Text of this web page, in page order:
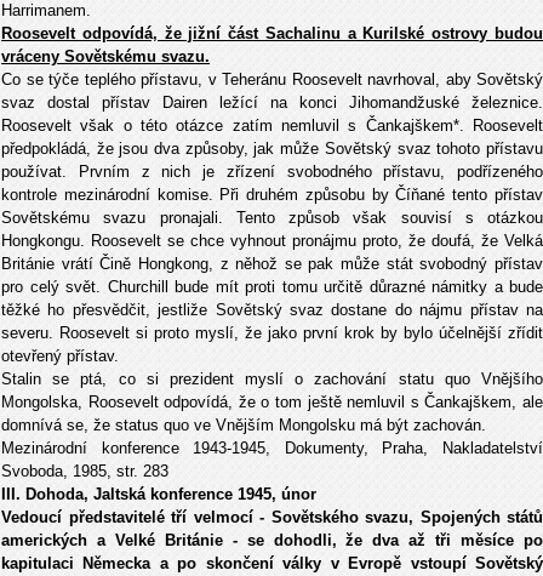
Harrimanem.
Roosevelt odpovídá, že jižní část Sachalinu a Kurilské ostrovy budou
vráceny Sovětskému svazu.
Co se týče teplého přístavu, v Teheránu Roosevelt navrhoval, aby Sovětský
svaz dostal přístav Dairen ležící na konci Jihomandžuské železnice.
Roosevelt však o této otázce zatím nemluvil s Čankajškem*. Roosevelt
předpokládá, že jsou dva způsoby, jak může Sovětský svaz tohoto přístavu
používat. Prvním z nich je zřízení svobodného přístavu, podřízeného
kontrole mezinárodní komise. Při druhém způsobu by Číňané tento přístav
Sovětskému svazu pronajali. Tento způsob však souvisí s otázkou
Hongkongu. Roosevelt se chce vyhnout pronájmu proto, že doufá, že Velká
Británie vrátí Čině Hongkong, z něhož se pak může stát svobodný přístav
pro celý svět. Churchill bude mít proti tomu určitě důrazné námitky a bude
těžké ho přesvědčit, jestliže Sovětský svaz dostane do nájmu přístav na
severu. Roosevelt si proto myslí, že jako první krok by bylo účelnější zřídit
otevřený přístav.
Stalin se ptá, co si prezident myslí o zachování statu quo Vnějšího
Mongolska, Roosevelt odpovídá, že o tom ještě nemluvil s Čankajškem, ale
domnívá se, že status quo ve Vnějším Mongolsku má být zachován.
Mezinárodní konference 1943-1945, Dokumenty, Praha, Nakladatelství
Svoboda, 1985, str. 283
III. Dohoda, Jaltská konference 1945, únor
Vedoucí představitelé tří velmocí - Sovětského svazu, Spojených států
amerických a Velké Británie - se dohodli, že dva až tři měsíce po
kapitulaci Německa a po skončení války v Evropě vstoupí Sovětský